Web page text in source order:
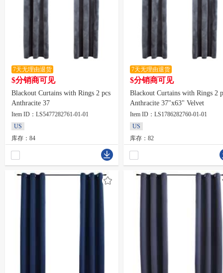
7天无理由退货
$分销商可见
Blackout Curtains with Rings 2 pcs
Anthracite 37
Item ID：LS5477282761-01-01
US
库存：84
7天无理由退货
$分销商可见
Blackout Curtains with Rings 2
Anthracite 37"x63" Velvet
Item ID：LS1786282760-01-01
US
库存：82